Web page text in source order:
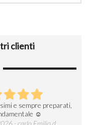
clienti
e sempre preparati,
☺️
- carlo Emilio d.